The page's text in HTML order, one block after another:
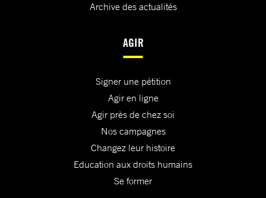
Archive des actualités
AGIR
Signer une pétition
Agir en ligne
Agir près de chez soi
Nos campagnes
Changez leur histoire
Education aux droits humains
Se former